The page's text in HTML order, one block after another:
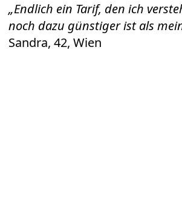
„Endlich ein Tarif, den ich
noch dazu günstiger ist als
Sandra, 42, Wien